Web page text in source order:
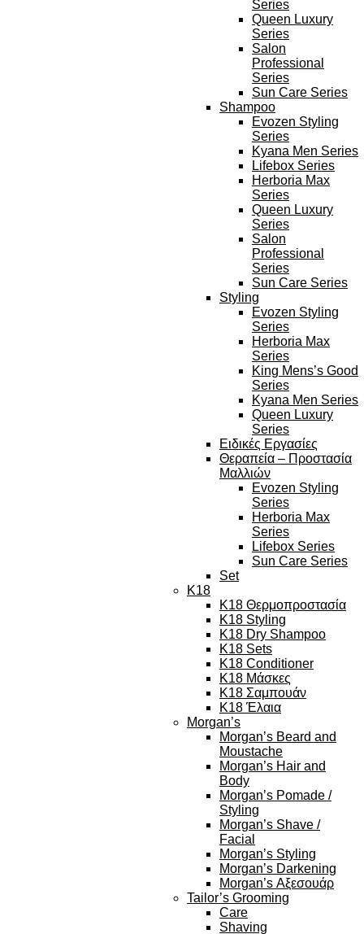
Series
Queen Luxury
Series
Salon
Professional
Series
Sun Care Series
Shampoo
Evozen Styling
Series
Kyana Men Series
Lifebox Series
Herboria Max
Series
Queen Luxury
Series
Salon
Professional
Series
Sun Care Series
Styling
Evozen Styling
Series
Herboria Max
Series
King Mens’s Good
Series
Kyana Men Series
Queen Luxury
Series
Ειδικές Εργασίες
Θεραπεία – Προστασία
Μαλλιών
Evozen Styling
Series
Herboria Max
Series
Lifebox Series
Sun Care Series
Set
K18
K18 Θερμοπροστασία
K18 Styling
K18 Dry Shampoo
K18 Sets
K18 Conditioner
K18 Μάσκες
K18 Σαμπουάν
K18 Έλαια
Morgan’s
Morgan’s Beard and
Moustache
Morgan’s Hair and
Body
Morgan’s Pomade /
Styling
Morgan’s Shave /
Facial
Morgan’s Styling
Morgan’s Darkening
Morgan’s Αξεσουάρ
Tailor’s Grooming
Care
Shaving